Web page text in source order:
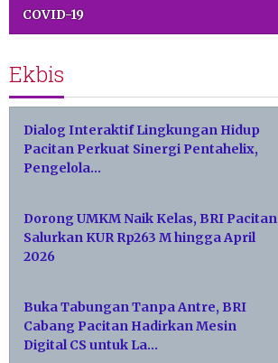
COVID-19
Ekbis
Dialog Interaktif Lingkungan Hidup
Pacitan Perkuat Sinergi Pentahelix,
Pengelola…
Dorong UMKM Naik Kelas, BRI Pacitan
Salurkan KUR Rp263 M hingga April
2026
Buka Tabungan Tanpa Antre, BRI
Cabang Pacitan Hadirkan Mesin
Digital CS untuk La…